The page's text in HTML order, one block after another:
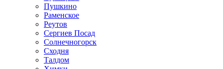
Пушкино
Раменское
Реутов
Сергиев Посад
Солнечногорск
Сходня
Талдом